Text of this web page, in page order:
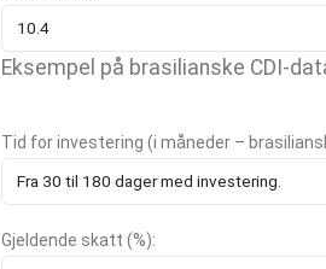
Eksempel på brasilianske CDI-
Tid for investering (i måneder –
Gjeldende skatt (%):